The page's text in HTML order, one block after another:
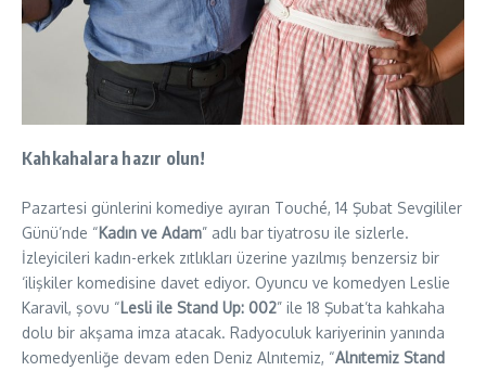
Kahkahalara hazır olun!
Pazartesi günlerini komediye ayıran Touché, 14 Şubat Sevgililer
Günü’nde “Kadın ve Adam” adlı bar tiyatrosu ile sizlerle.
İzleyicileri kadın-erkek zıtlıkları üzerine yazılmış benzersiz bir
‘ilişkiler komedisine davet ediyor. Oyuncu ve komedyen Leslie
Karavil, şovu “Lesli ile Stand Up: 002” ile 18 Şubat’ta kahkaha
dolu bir akşama imza atacak. Radyoculuk kariyerinin yanında
komedyenliğe devam eden Deniz Alnıtemiz, “Alnıtemiz Stand